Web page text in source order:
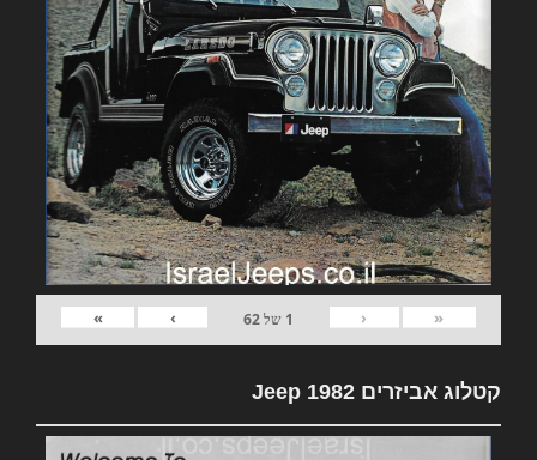
«
‹
1 של62
›
»
קטלוג אביזרים 1982 Jeep